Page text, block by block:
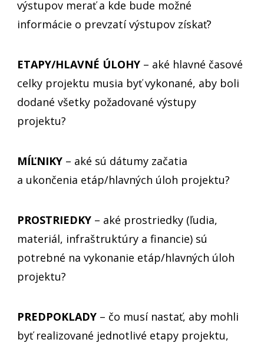
výstupov merať a kde bude možné
informácie o prevzatí výstupov získať?
ETAPY/HLAVNÉ ÚLOHY – aké hlavné časové
celky projektu musia byť vykonané, aby boli
dodané všetky požadované výstupy
projektu?
MÍĽNIKY – aké sú dátumy začatia
a ukončenia etáp/hlavných úloh projektu?
PROSTRIEDKY – aké prostriedky (ľudia,
materiál, infraštruktúry a financie) sú
potrebné na vykonanie etáp/hlavných úloh
projektu?
PREDPOKLADY – čo musí nastať, aby mohli
byť realizované jednotlivé etapy projektu,